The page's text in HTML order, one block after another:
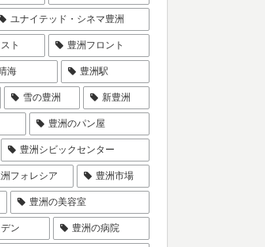
ユナイテッド・シネマ豊洲
ト 豊洲フロント
海 豊洲駅
雪の豊洲 新豊洲
豊洲のパン屋
豊洲シビックセンター
フォレシア 豊洲市場
豊洲の美容室
ン 豊洲の病院